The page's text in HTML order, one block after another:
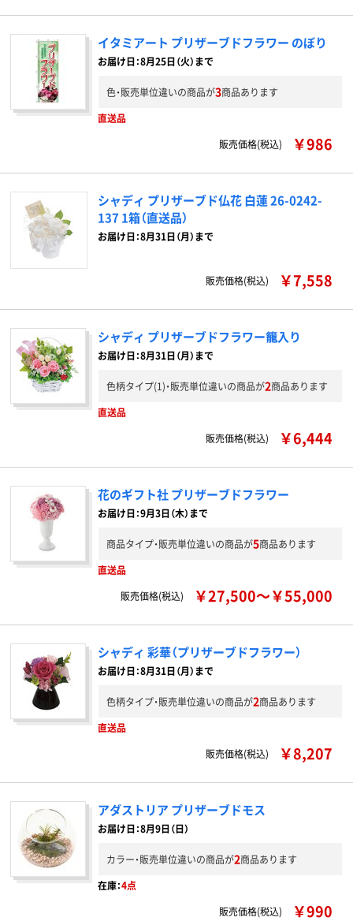
イタミアート プリザーブドフラワー のぼり
お届け日：8月25日（火）まで
色・販売単位違いの商品が3商品あります
直送品
販売価格(税込)
￥986
シャディ プリザーブド仏花 白蓮 26-0242-
137 1箱（直送品）
お届け日：8月31日（月）まで
販売価格(税込) ￥7,558
シャディ プリザーブドフラワー籠入り
お届け日：8月31日（月）まで
色柄タイプ(1)・販売単位違いの商品が2商品あります
直送品
販売価格(税込)
￥6,444
花のギフト社 プリザーブドフラワー
お届け日：9月3日（木）まで
商品タイプ・販売単位違いの商品が5商品あります
直送品
販売価格(税込)
￥27,500～￥55,000
シャディ 彩華（プリザーブドフラワー）
お届け日：8月31日（月）まで
色柄タイプ・販売単位違いの商品が2商品あります
直送品
販売価格(税込)
￥8,207
アダストリア プリザーブドモス
お届け日：8月9日（日）
カラー・販売単位違いの商品が2商品あります
在庫：4点
販売価格(税込)
￥990